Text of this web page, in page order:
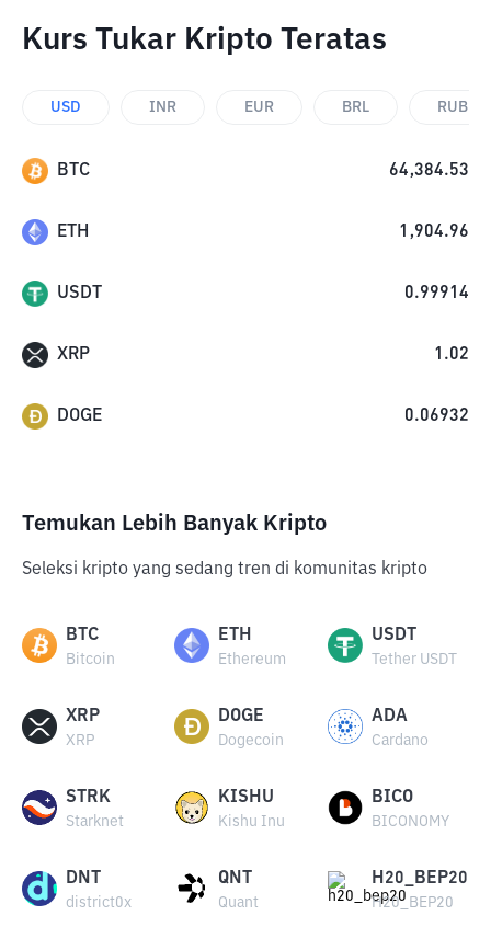
Kurs Tukar Kripto Teratas
USD INR EUR BRL RUB
BTC 64,384.53
ETH 1,904.96
USDT 0.99914
XRP 1.02
DOGE 0.06932
Temukan Lebih Banyak Kripto
Seleksi kripto yang sedang tren di komunitas kripto
BTC
Bitcoin
ETH
Ethereum
USDT
Tether USDT
XRP
XRP
DOGE
Dogecoin
ADA
Cardano
STRK
Starknet
KISHU
Kishu Inu
BICO
BICONOMY
DNT
district0x
QNT
Quant
H20_BEP20
H20_BEP20